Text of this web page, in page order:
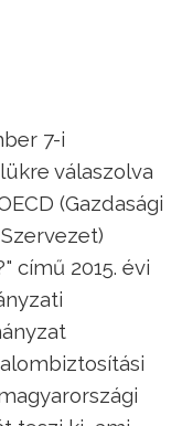
7-i
válaszolva
(Gazdasági
című 2015. évi